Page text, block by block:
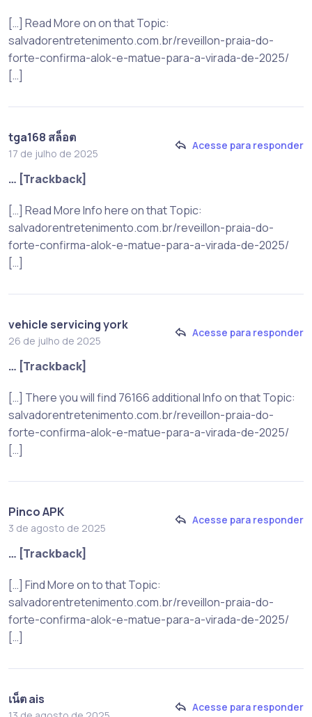
[…] Read More on on that Topic:
salvadorentretenimento.com.br/reveillon-praia-do-
forte-confirma-alok-e-matue-para-a-virada-de-2025/
[…]
tga168 สล็อต
17 de julho de 2025
Acesse para responder
… [Trackback]
[…] Read More Info here on that Topic:
salvadorentretenimento.com.br/reveillon-praia-do-
forte-confirma-alok-e-matue-para-a-virada-de-2025/
[…]
vehicle servicing york
26 de julho de 2025
Acesse para responder
… [Trackback]
[…] There you will find 76166 additional Info on that Topic:
salvadorentretenimento.com.br/reveillon-praia-do-
forte-confirma-alok-e-matue-para-a-virada-de-2025/
[…]
Pinco APK
3 de agosto de 2025
Acesse para responder
… [Trackback]
[…] Find More on to that Topic:
salvadorentretenimento.com.br/reveillon-praia-do-
forte-confirma-alok-e-matue-para-a-virada-de-2025/
[…]
เน็ต ais
Acesse para responder